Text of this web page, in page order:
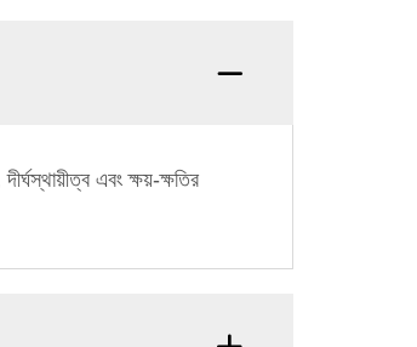
এবং ক্ষয়-ক্ষতির